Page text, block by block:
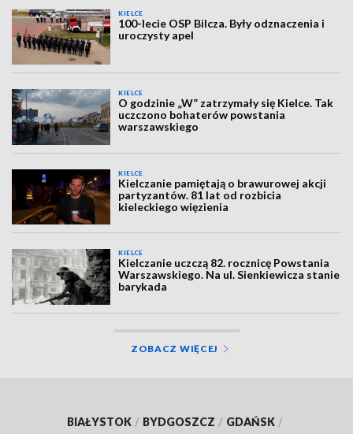
KIELCE
100-lecie OSP Bilcza. Były odznaczenia i
uroczysty apel
KIELCE
O godzinie „W” zatrzymały się Kielce. Tak
uczczono bohaterów powstania
warszawskiego
KIELCE
Kielczanie pamiętają o brawurowej akcji
partyzantów. 81 lat od rozbicia
kieleckiego więzienia
KIELCE
Kielczanie uczczą 82. rocznicę Powstania
Warszawskiego. Na ul. Sienkiewicza stanie
barykada
ZOBACZ WIĘCEJ
BIAŁYSTOK / BYDGOSZCZ / GDAŃSK /